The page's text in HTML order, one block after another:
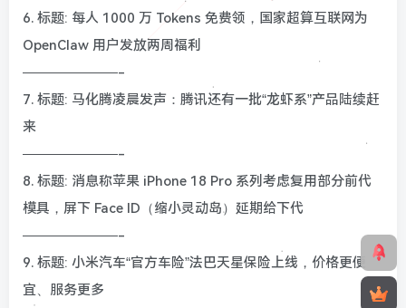
6. 标题: 每人 1000 万 Tokens 免费领，国家超算互联网为
OpenClaw 用户发放两周福利
———————-
7. 标题: 马化腾凌晨发声：腾讯还有一批“龙虾系”产品陆续赶
来
———————-
8. 标题: 消息称苹果 iPhone 18 Pro 系列考虑复用部分前代
模具，屏下 Face ID（缩小灵动岛）延期给下代
———————-
9. 标题: 小米汽车“官方车险”法巴天星保险上线，价格更便
宜、服务更多